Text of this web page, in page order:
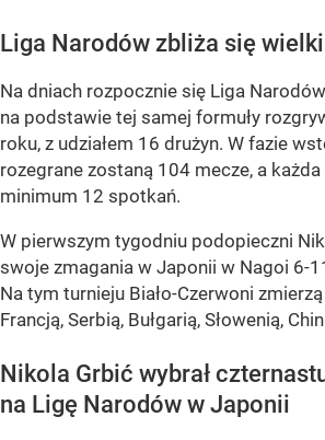
Liga Narodów zbliża się
Na dniach rozpocznie się Liga
na podstawie tej samej formuły
roku, z udziałem 16 drużyn. W fazie
rozegrane zostaną 104 mecze, a
minimum 12 spotkań.
W pierwszym tygodniu podopieczni
swoje zmagania w Japonii w Nagoi 6-
Na tym turnieju Biało-Czerwoni
Francją, Serbią, Bułgarią, Słowenią,
Nikola Grbić wybrał
na Ligę Narodów w Japonii